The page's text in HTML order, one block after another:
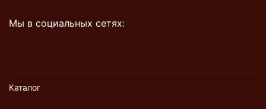
Мы в социальных сетях:
Каталог